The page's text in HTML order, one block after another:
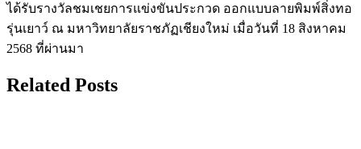
ได้รับรางวัลชมเชยการแข่งขันประกวด ออกแบบลายพิมพ์สิ่งทอ
รุ่นเยาว์ ณ มหาวิทยาลัยราชภัฏเชียงใหม่ เมื่อวันที่ 18 สิงหาคม
2568 ที่ผ่านมา
Related Posts